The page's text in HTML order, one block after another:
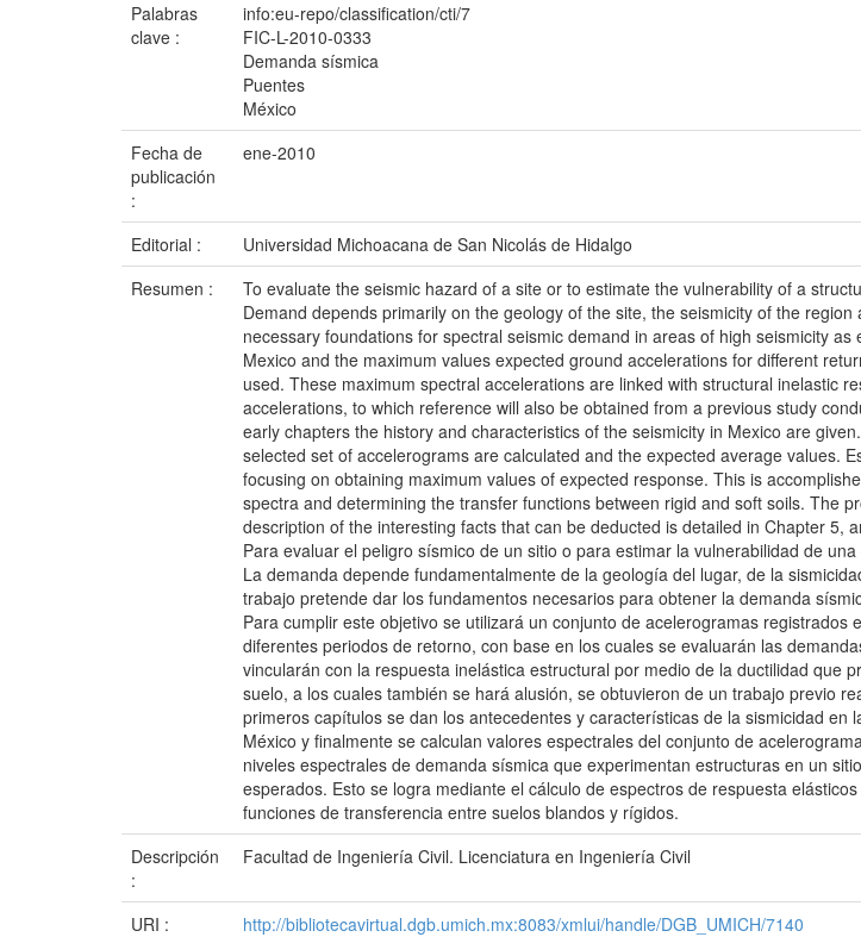
Palabras
clave :
info:eu-repo/classification/cti/7
FIC-L-2010-0333
Demanda sísmica
Puentes
México
Fecha de
publicación
:
ene-2010
Editorial :
Universidad Michoacana de San Nicolás de Hidalgo
Resumen :
To evaluate the seismic hazard of a site or to estimate the vulnerability of a
Demand depends primarily on the geology of the site, the seismicity of the
necessary foundations for spectral seismic demand in areas of high seismicity
Mexico and the maximum values expected ground accelerations for different
used. These maximum spectral accelerations are linked with structural inelastic
accelerations, to which reference will also be obtained from a previous study
early chapters the history and characteristics of the seismicity in Mexico are
selected set of accelerograms are calculated and the expected average values.
focusing on obtaining maximum values of expected response. This is
spectra and determining the transfer functions between rigid and soft soils. The
description of the interesting facts that can be deducted is detailed in Chapter 5,
Para evaluar el peligro sísmico de un sitio o para estimar la vulnerabilidad de
La demanda depende fundamentalmente de la geología del lugar, de la
trabajo pretende dar los fundamentos necesarios para obtener la demanda
Para cumplir este objetivo se utilizará un conjunto de acelerogramas
diferentes periodos de retorno, con base en los cuales se evaluarán las
vincularán con la respuesta inelástica estructural por medio de la ductilidad que
suelo, a los cuales también se hará alusión, se obtuvieron de un trabajo previo
primeros capítulos se dan los antecedentes y características de la sismicidad
México y finalmente se calculan valores espectrales del conjunto de
niveles espectrales de demanda sísmica que experimentan estructuras en un
esperados. Esto se logra mediante el cálculo de espectros de respuesta
funciones de transferencia entre suelos blandos y rígidos.
Descripción
:
Facultad de Ingeniería Civil. Licenciatura en Ingeniería Civil
URI :
http://bibliotecavirtual.dgb.umich.mx:8083/xmlui/handle/DGB_UMICH/7140